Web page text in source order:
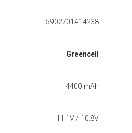
5902701414238
Greencell
4400 mAh
11.1V / 10.8V